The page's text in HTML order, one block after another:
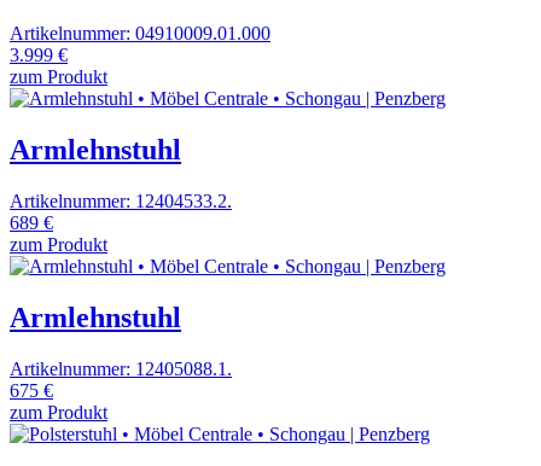
Artikelnummer: 04910009.01.000
3.999 €
zum Produkt
Armlehnstuhl
Artikelnummer: 12404533.2.
689 €
zum Produkt
Armlehnstuhl
Artikelnummer: 12405088.1.
675 €
zum Produkt